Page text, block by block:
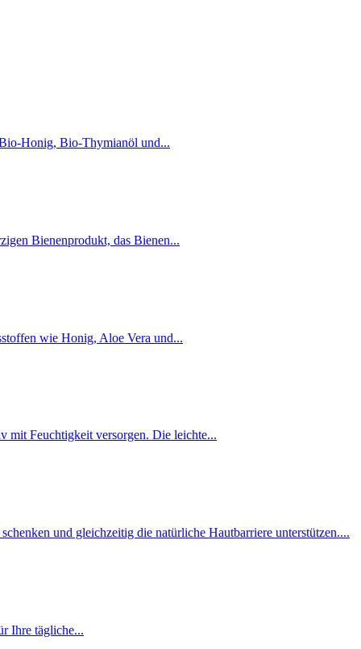
Honig, Bio-Thymianöl und...
Bienenprodukt, das Bienen...
wie Honig, Aloe Vera und...
mit Feuchtigkeit versorgen. Die leichte...
und gleichzeitig die natürliche Hautbarriere unterstützen....
Ihre tägliche...